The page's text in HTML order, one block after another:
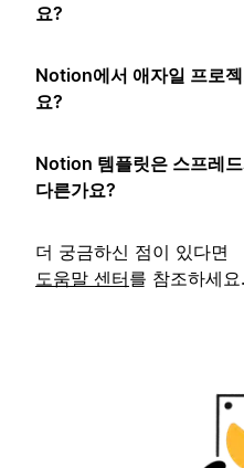
요?
Notion에서 애자일 프로
요?
Notion 템플릿은 스프레
다른가요?
더 궁금하신 점이 있다면
도움말 센터를 참조하세요.